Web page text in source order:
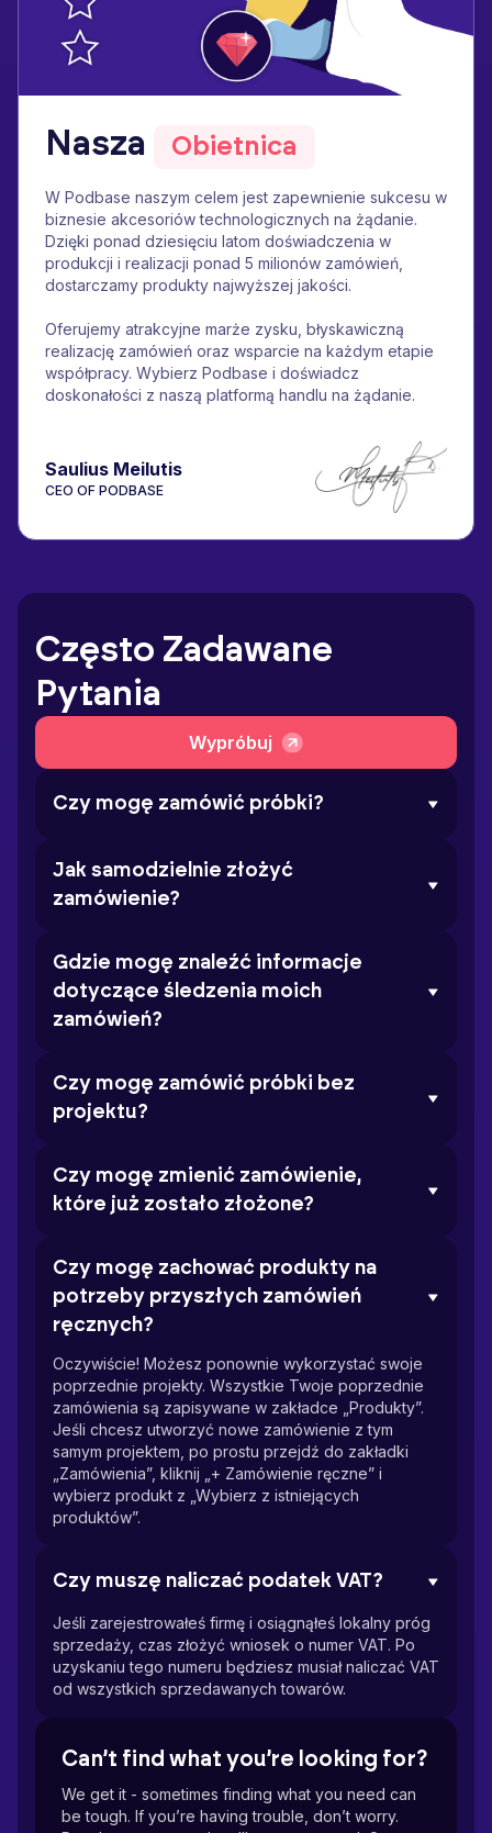
Nasza Obietnica
​W Podbase naszym celem jest zapewnienie sukcesu w
biznesie akcesoriów technologicznych na żądanie.
Dzięki ponad dziesięciu latom doświadczenia w
produkcji i realizacji ponad 5 milionów zamówień,
dostarczamy produkty najwyższej jakości.
Oferujemy atrakcyjne marże zysku, błyskawiczną
realizację zamówień oraz wsparcie na każdym etapie
współpracy. Wybierz Podbase i doświadcz
doskonałości z naszą platformą handlu na żądanie.
Saulius Meilutis
CEO OF PODBASE
Często Zadawane
Pytania
Wypróbuj
Czy mogę zamówić próbki?
Jak samodzielnie złożyć
zamówienie?
Gdzie mogę znaleźć informacje
dotyczące śledzenia moich
zamówień?
Czy mogę zamówić próbki bez
projektu?
Czy mogę zmienić zamówienie,
które już zostało złożone?
Czy mogę zachować produkty na
potrzeby przyszłych zamówień
ręcznych?
Oczywiście! Możesz ponownie wykorzystać swoje
poprzednie projekty. Wszystkie Twoje poprzednie
zamówienia są zapisywane w zakładce „Produkty”.
Jeśli chcesz utworzyć nowe zamówienie z tym
samym projektem, po prostu przejdź do zakładki
„Zamówienia”, kliknij „+ Zamówienie ręczne” i
wybierz produkt z „Wybierz z istniejących
produktów”.
Czy muszę naliczać podatek VAT?
Jeśli zarejestrowałeś firmę i osiągnąłeś lokalny próg
sprzedaży, czas złożyć wniosek o numer VAT. Po
uzyskaniu tego numeru będziesz musiał naliczać VAT
od wszystkich sprzedawanych towarów.
Can’t find what you’re looking for?
We get it - sometimes finding what you need can
be tough. If you’re having trouble, don’t worry.